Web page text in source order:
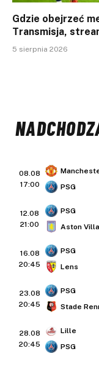
Gdzie obejrzeć
Transmisja,
5 sierpnia 2026
08.08
17:00
PSG
12.08
21:00
PSG
Aston Villa
16.08
20:45
PSG
Lens
23.08
20:45
PSG
Stade
28.08
20:45
Lille
PSG